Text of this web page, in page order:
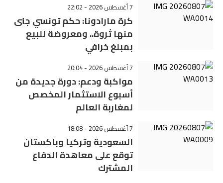
7 أغسطس 2026 - 22:02
كرة مارادونا: حكم تونسي جنى
منها ثروة.. ومعروضة للبيع
بمبلغ خرافي
7 أغسطس 2026 - 20:04
مواكبة ودعم: دورة جديدة من
أسبوع الاستثمار المخصص
لمغاربة العالم
7 أغسطس 2026 - 18:08
السعودية وتركيا وباكستان
توقع على معاهدة الدفاع
المشترك